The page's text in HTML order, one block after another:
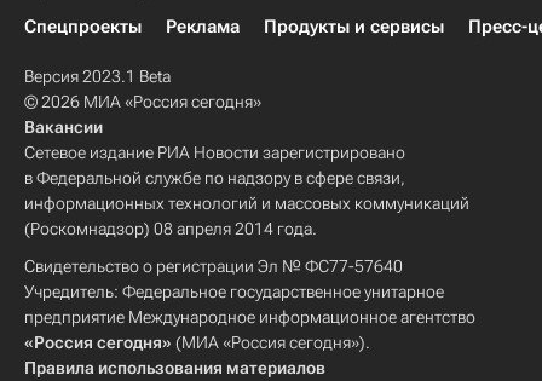
Спецпроекты
Реклама Продукты и сервисы Пресс-
Версия 2023.1 Beta
© 2026 МИА «Россия сегодня»
Вакансии
Сетевое издание РИА Новости зарегистрировано
в Федеральной службе по надзору в сфере связи,
информационных технологий и массовых коммуникаций
(Роскомнадзор) 08 апреля 2014 года.
Свидетельство о регистрации Эл № ФС77-57640
Учредитель: Федеральное государственное унитарное
предприятие Международное информационное агентство
«Россия сегодня» (МИА «Россия сегодня»).
Правила использования материалов